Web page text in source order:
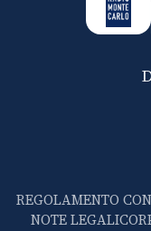
REGOLAMENTO
NOTE LEGALI